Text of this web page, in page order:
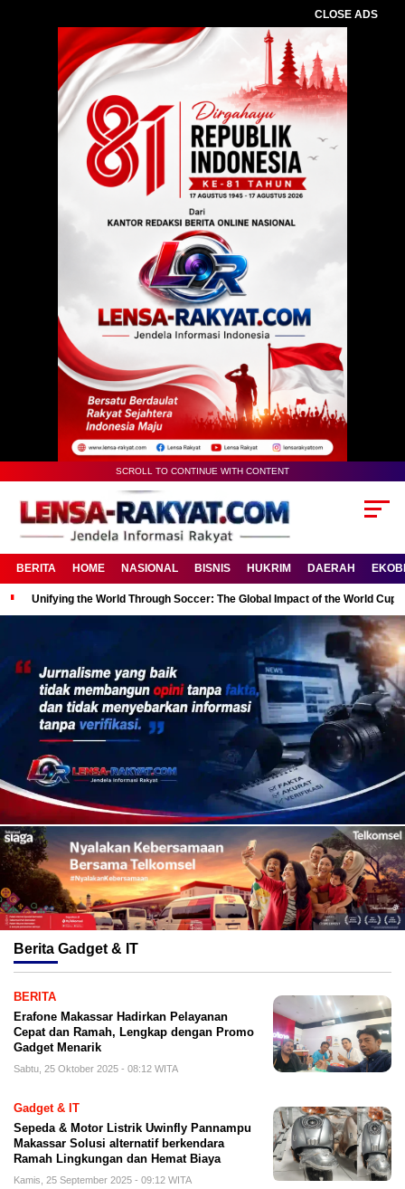
CLOSE ADS
SCROLL TO CONTINUE WITH CONTENT
BERITA HOME NASIONAL BISNIS HUKRIM DAERAH
Unifying the World Through Soccer: The Global Impact of the World Cup
Berita Gadget & IT
BERITA
Erafone Makassar Hadirkan Pelayanan
Cepat dan Ramah, Lengkap dengan Promo
Gadget Menarik
Sabtu, 25 Oktober 2025 - 08:12 WITA
Gadget & IT
Sepeda & Motor Listrik Uwinfly Pannampu
Makassar Solusi alternatif berkendara
Ramah Lingkungan dan Hemat Biaya
Kamis, 25 September 2025 - 09:12 WITA